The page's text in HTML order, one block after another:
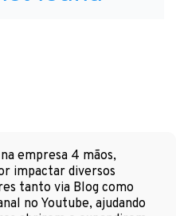
empresa 4 mãos,
impactar diversos
tanto via Blog como
no Youtube, ajudando